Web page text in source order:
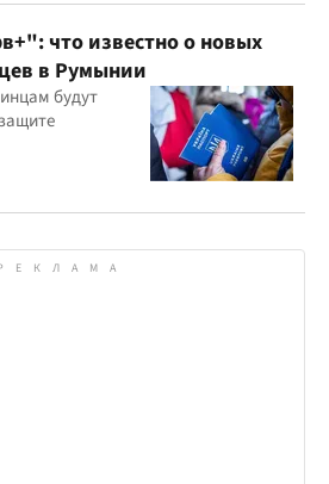
что известно о новых
в Румынии
будут